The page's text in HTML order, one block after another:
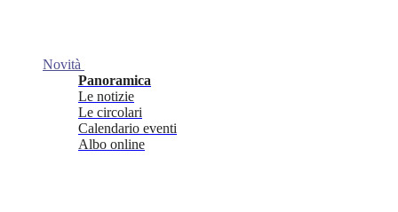
Novità
Panoramica
Le notizie
Le circolari
Calendario eventi
Albo online